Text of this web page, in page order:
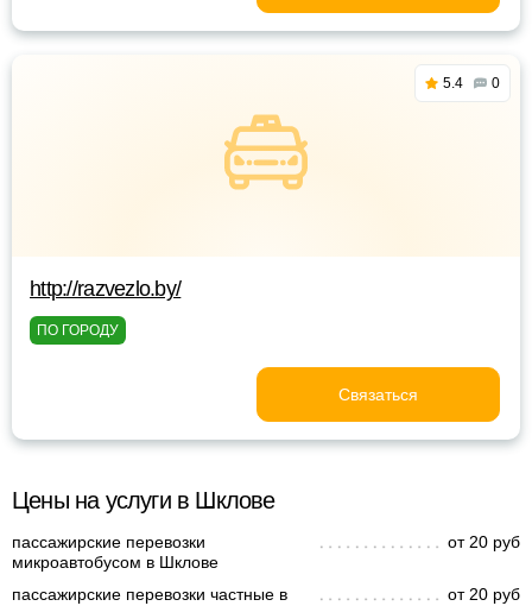
5.4 0
http://razvezlo.by/
ПО ГОРОДУ
Связаться
Цены на услуги в Шклове
пассажирские перевозки
микроавтобусом в Шклове
от 20 руб
пассажирские перевозки частные в
от 20 руб